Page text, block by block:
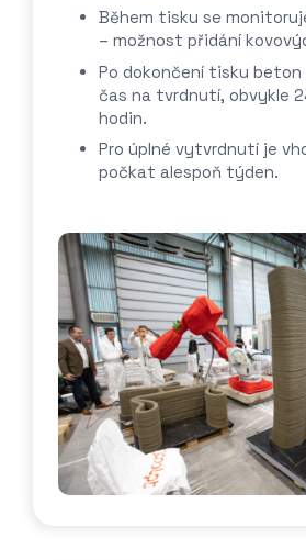
Během tisku se
– možnost přidání
Po dokončení tisku
čas na tvrdnutí, obvykle
hodin.
Pro úplné vytvrdnutí je
počkat alespoň týden.